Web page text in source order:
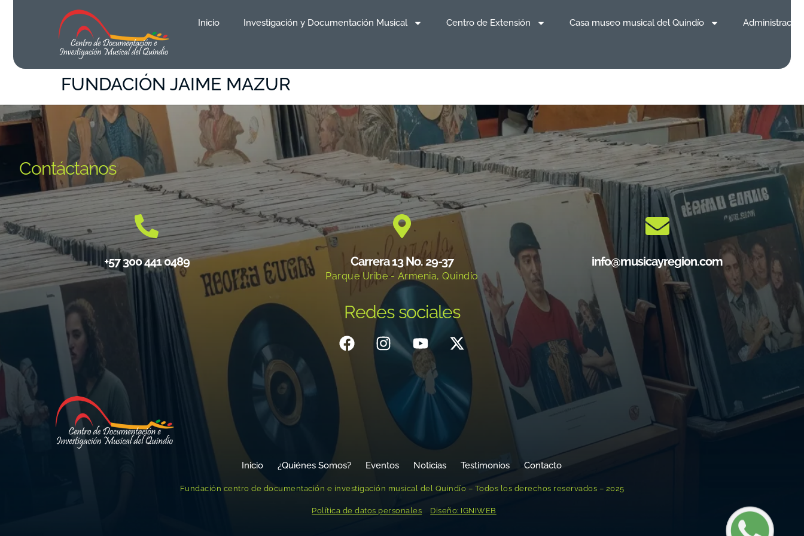
Inicio Investigación y Documentación Musical Centro de Extensión Casa museo musical del Quindío
FUNDACIÓN JAIME MAZUR
Contáctanos
+57 300 441 0489 Carrera 13 No. 29-37
Parque Uribe - Armenia, Quindío
info@musicayregion.com
Redes sociales
Inicio ¿Quiénes Somos? Eventos Noticias Testimonios Contacto
Fundación centro de documentación e investigación musical del Quindío – Todos los derechos reservados – 2025
Política de datos personales Diseño: IGNIWEB